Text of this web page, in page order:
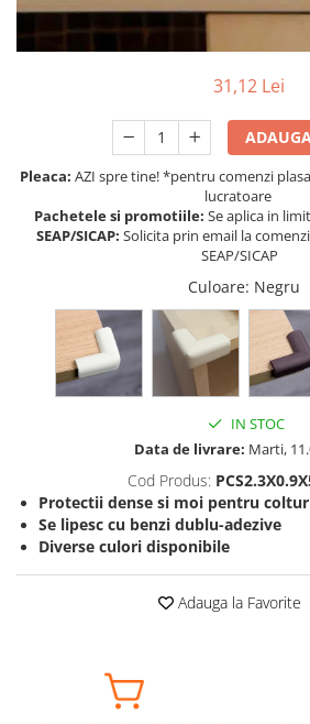
Haine & accesorii plaja
Palarii protectie UV
Accesorii plaja
Puericultura mare
Carucioare si scaune auto
Tarcuri copii / bebelusi
Scaune masa
Ingrijire bebe si mama
Accesorii bebelusi / nou-nascuti
Perne si saltele bebelusi
Diversificare bebelusi
Baia bebelusului
Maternitate
Jocuri educative
31,12 Lei
Pleaca: AZI spre tine! *pentru comenzi
lucratoare
Pachetele si promotiile: Se aplica in
SEAP/SICAP: Solicita prin email la
SEAP/SICAP
Culoare: Negru
IN STOC
Data de livrare: Marti,
Cod Produs:
Protectii dense si moi pentru
Se lipesc cu benzi dublu-adezive
Diverse culori disponibile
Adauga la Favorite